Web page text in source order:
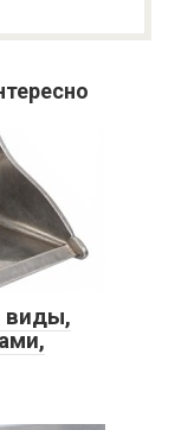
виды,